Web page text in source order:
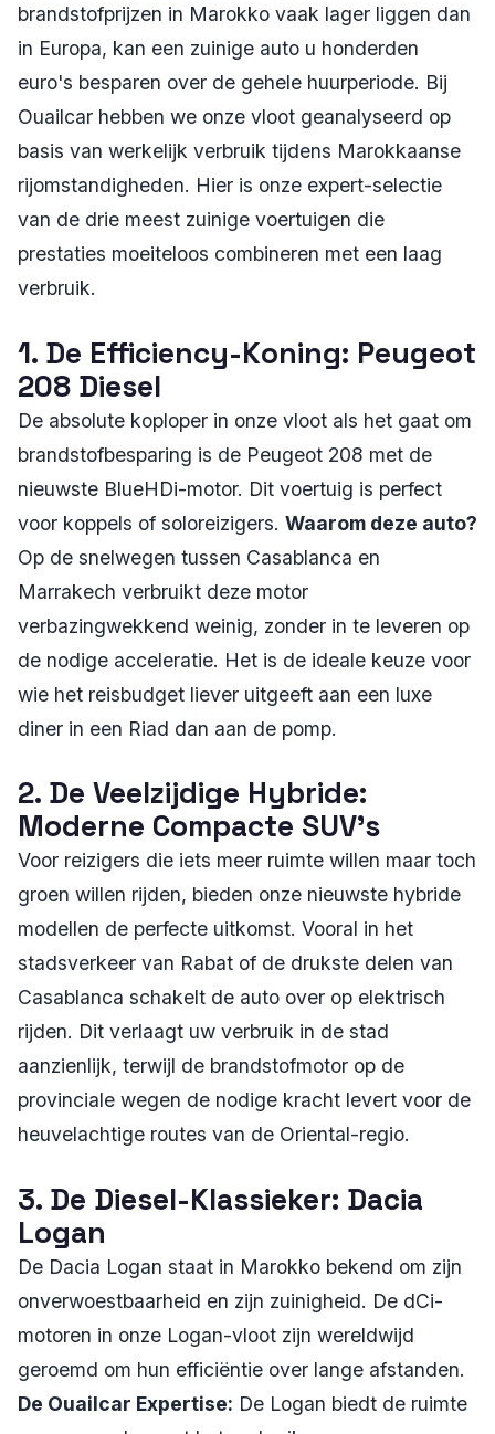
brandstofprijzen in Marokko vaak lager liggen dan
in Europa, kan een zuinige auto u honderden
euro's besparen over de gehele huurperiode. Bij
Ouailcar hebben we onze vloot geanalyseerd op
basis van werkelijk verbruik tijdens Marokkaanse
rijomstandigheden. Hier is onze expert-selectie
van de drie meest zuinige voertuigen die
prestaties moeiteloos combineren met een laag
verbruik.
1. De Efficiency-Koning: Peugeot
208 Diesel
De absolute koploper in onze vloot als het gaat om
brandstofbesparing is de Peugeot 208 met de
nieuwste BlueHDi-motor. Dit voertuig is perfect
voor koppels of soloreizigers. Waarom deze auto?
Op de snelwegen tussen Casablanca en
Marrakech verbruikt deze motor
verbazingwekkend weinig, zonder in te leveren op
de nodige acceleratie. Het is de ideale keuze voor
wie het reisbudget liever uitgeeft aan een luxe
diner in een Riad dan aan de pomp.
2. De Veelzijdige Hybride:
Moderne Compacte SUV's
Voor reizigers die iets meer ruimte willen maar toch
groen willen rijden, bieden onze nieuwste hybride
modellen de perfecte uitkomst. Vooral in het
stadsverkeer van Rabat of de drukste delen van
Casablanca schakelt de auto over op elektrisch
rijden. Dit verlaagt uw verbruik in de stad
aanzienlijk, terwijl de brandstofmotor op de
provinciale wegen de nodige kracht levert voor de
heuvelachtige routes van de Oriental-regio.
3. De Diesel-Klassieker: Dacia
Logan
De Dacia Logan staat in Marokko bekend om zijn
onverwoestbaarheid en zijn zuinigheid. De dCi-
motoren in onze Logan-vloot zijn wereldwijd
geroemd om hun efficiëntie over lange afstanden.
De Ouailcar Expertise: De Logan biedt de ruimte